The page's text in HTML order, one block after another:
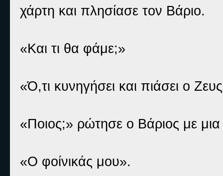
χάρτη και πλησίασε τον Βάριο.
«Και τι θα φάμε;»
«Ό,τι κυνηγήσει και πιάσει ο
«Ποιος;» ρώτησε ο Βάριος με
«Ο φοίνικάς μου».